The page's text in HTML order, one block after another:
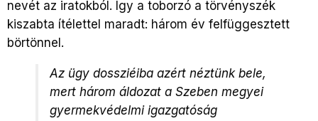
nevét az iratokból. Így a toborzó a törvényszék
kiszabta ítélettel maradt: három év felfüggesztett
börtönnel.
Az ügy dossziéiba azért néztünk bele,
mert három áldozat a Szeben megyei
gyermekvédelmi igazgatóság